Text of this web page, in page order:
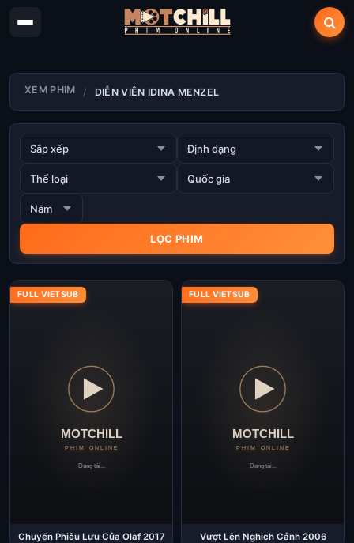
XEM PHIM DIỄN VIÊN IDINA MENZEL
FULL VIETSUB
Chuyến Phiêu Lưu Của Olaf 2017
FULL VIETSUB
Vượt Lên Nghịch Cảnh 2006